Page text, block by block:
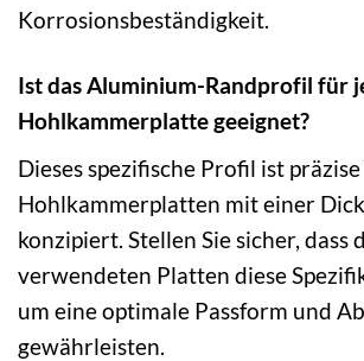
Korrosionsbeständigkeit.
Ist das Aluminium-Randprofil für
Hohlkammerplatte geeignet?
Dieses spezifische Profil ist
Hohlkammerplatten mit einer
konzipiert. Stellen Sie sicher, dass
verwendeten Platten diese
um eine optimale Passform und
gewährleisten.